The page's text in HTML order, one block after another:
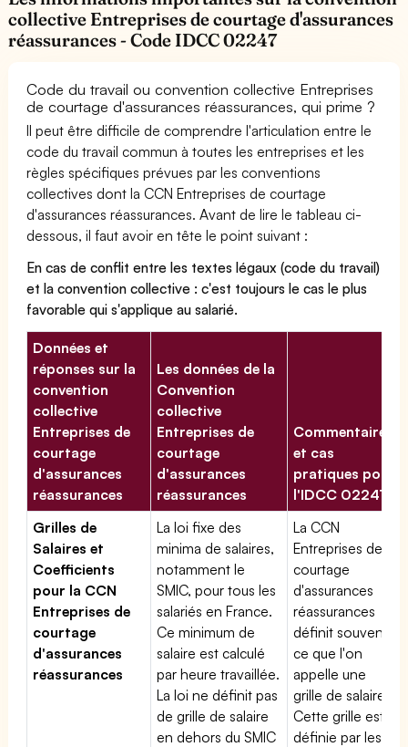
collective Entreprises de courtage d'assurances
réassurances - Code IDCC 02247
Code du travail ou convention collective Entreprises
de courtage d'assurances réassurances, qui prime ?
Il peut être difficile de comprendre l'articulation entre le
code du travail commun à toutes les entreprises et les
règles spécifiques prévues par les conventions
collectives dont la CCN Entreprises de courtage
d'assurances réassurances. Avant de lire le tableau ci-
dessous, il faut avoir en tête le point suivant :
En cas de conflit entre les textes légaux (code du travail)
et la convention collective : c'est toujours le cas le plus
favorable qui s'applique au salarié.
Données et
réponses sur la
convention
collective
Entreprises de
courtage
d'assurances
réassurances
Les données de la
Convention
collective
Entreprises de
courtage
d'assurances
réassurances
Commentaires
et cas
pratiques pour
l'IDCC 02247
Grilles de
Salaires et
Coefficients
pour la CCN
Entreprises de
courtage
d'assurances
réassurances
La loi fixe des
minima de salaires,
notamment le
SMIC, pour tous les
salariés en France.
Ce minimum de
salaire est calculé
par heure travaillée.
La loi ne définit pas
de grille de salaire
en dehors du SMIC
La CCN
Entreprises de
courtage
d'assurances
réassurances
définit souvent
ce que l'on
appelle une
grille de salaires.
Cette grille est
définie par les